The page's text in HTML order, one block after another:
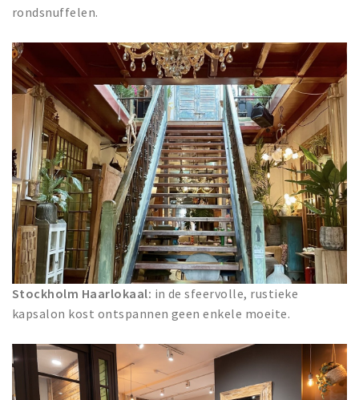
rondsnuffelen.
Stockholm Haarlokaal: in de sfeervolle, rustieke
kapsalon kost ontspannen geen enkele moeite.